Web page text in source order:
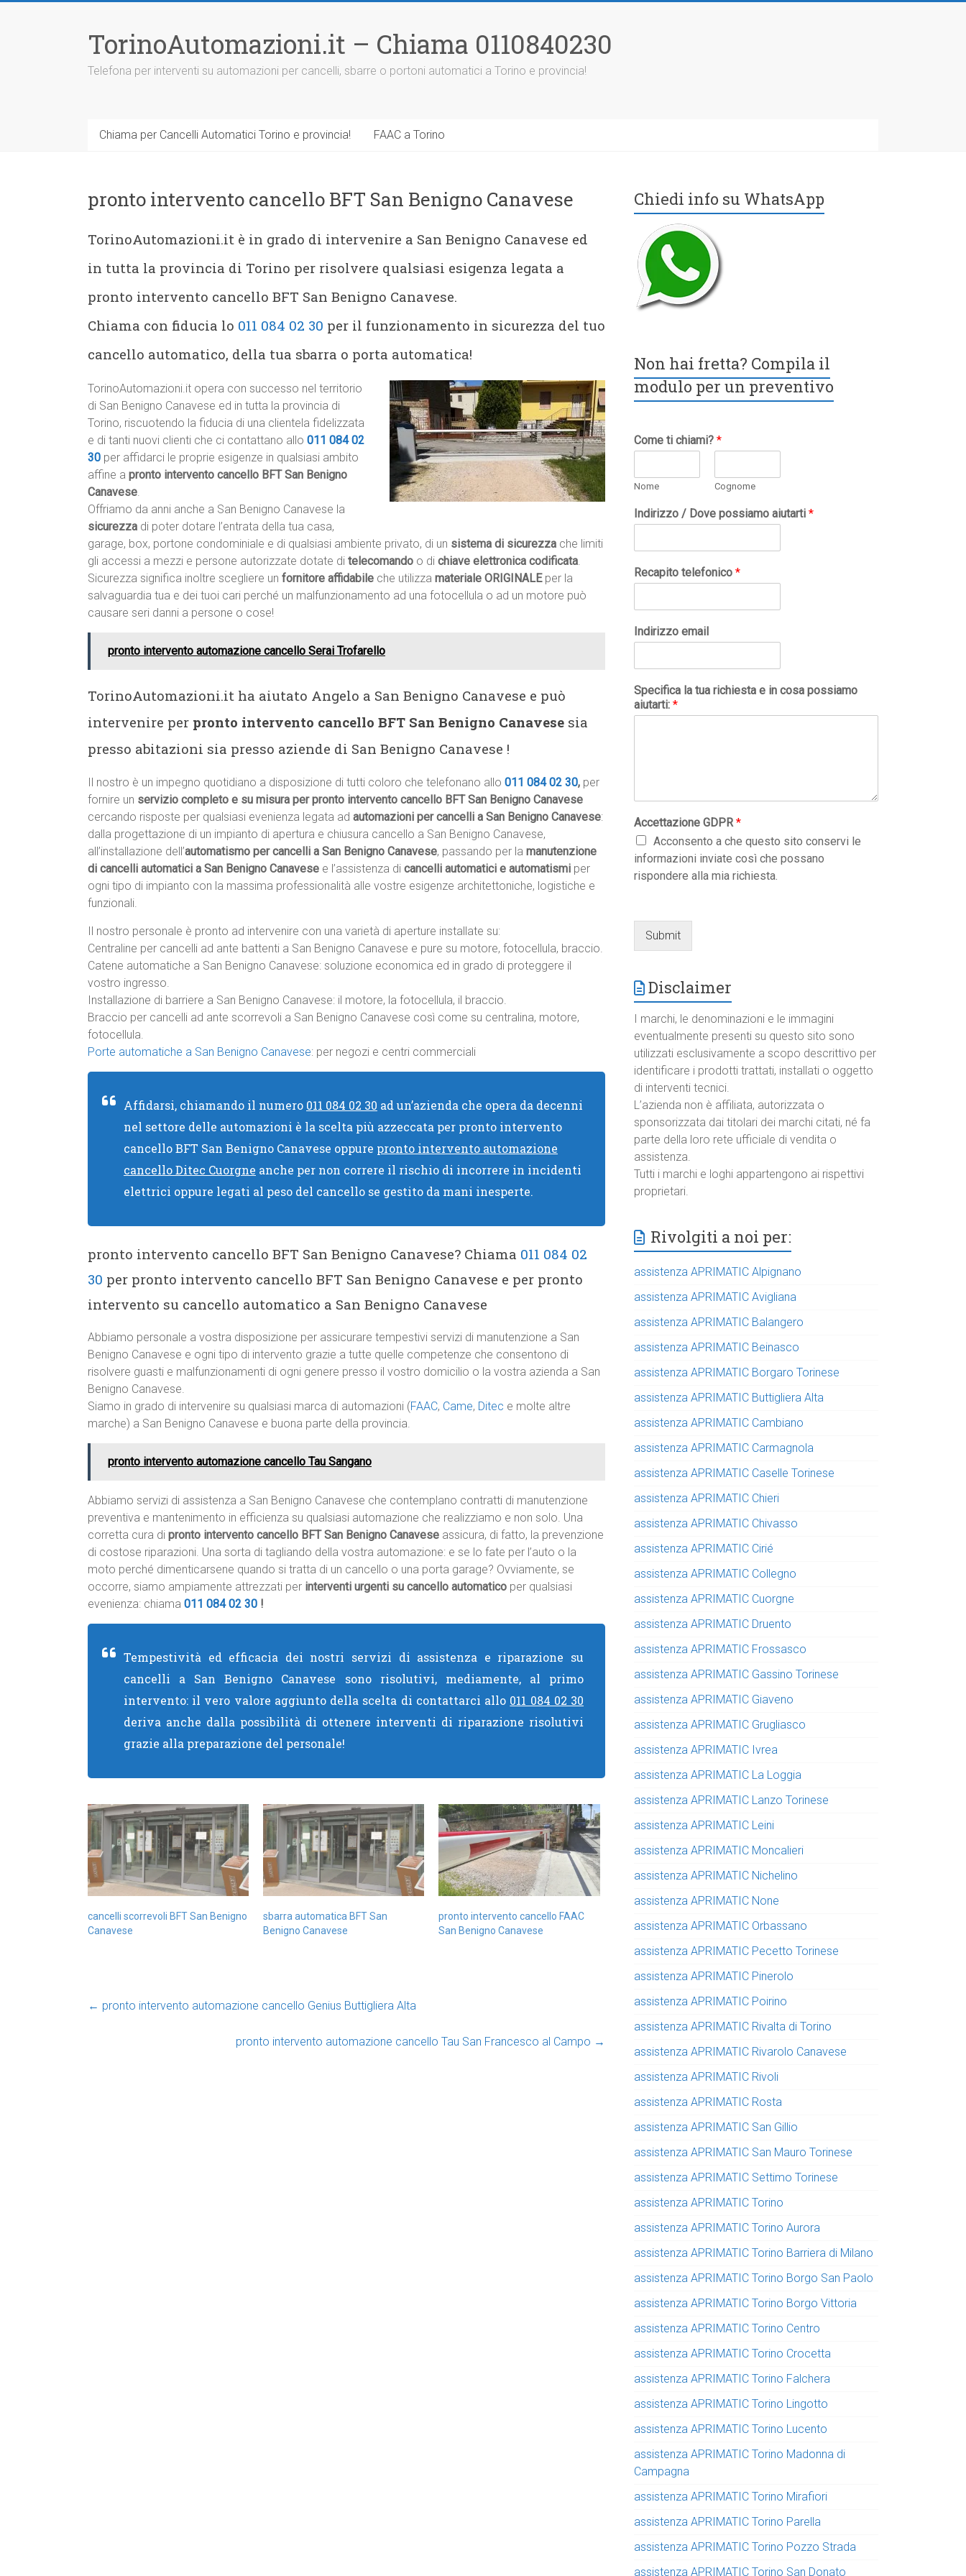
TorinoAutomazioni.it – Chiama 0110840230
Telefona per interventi su automazioni per cancelli, sbarre o portoni automatici a Torino e provincia!
Chiama per Cancelli Automatici Torino e provincia! FAAC a Torino
pronto intervento cancello BFT San Benigno Canavese
TorinoAutomazioni.it è in grado di intervenire a San Benigno Canavese ed
in tutta la provincia di Torino per risolvere qualsiasi esigenza legata a
pronto intervento cancello BFT San Benigno Canavese.
Chiama con fiducia lo 011 084 02 30 per il funzionamento in sicurezza del tuo
cancello automatico, della tua sbarra o porta automatica!
TorinoAutomazioni.it opera con successo nel territorio
di San Benigno Canavese ed in tutta la provincia di
Torino, riscuotendo la fiducia di una clientela fidelizzata
e di tanti nuovi clienti che ci contattano allo 011 084 02
30 per affidarci le proprie esigenze in qualsiasi ambito
affine a pronto intervento cancello BFT San Benigno
Canavese.
Offriamo da anni anche a San Benigno Canavese la
sicurezza di poter dotare l’entrata della tua casa,
garage, box, portone condominiale e di qualsiasi ambiente privato, di un sistema di sicurezza che limiti
gli accessi a mezzi e persone autorizzate dotate di telecomando o di chiave elettronica codificata.
Sicurezza significa inoltre scegliere un fornitore affidabile che utilizza materiale ORIGINALEper la
salvaguardia tua e dei tuoi cari perché un malfunzionamento ad una fotocellula o ad un motore può
causare seri danni a persone o cose!
pronto intervento automazione cancello Serai Trofarello
TorinoAutomazioni.it ha aiutato Angelo a San Benigno Canavese e può
intervenire per pronto intervento cancello BFT San Benigno Canavese sia
presso abitazioni sia presso aziende di San Benigno Canavese !
Il nostro è un impegno quotidiano a disposizione di tutti coloro che telefonano allo 011 084 02 30, per
fornire un servizio completo e su misura per pronto intervento cancello BFT San Benigno Canavese
cercando risposte per qualsiasi evenienza legata ad automazioni per cancelli a San Benigno Canavese:
dalla progettazione di un impianto di apertura e chiusura cancello a San Benigno Canavese,
all’installazione dell’automatismo per cancelli a San Benigno Canavese, passando per la manutenzione
di cancelli automatici a San Benigno Canavese e l’assistenza di cancelli automatici e automatismi per
ogni tipo di impianto con la massima professionalità alle vostre esigenze architettoniche, logistiche e
funzionali.
Il nostro personale è pronto ad intervenire con una varietà di aperture installate su:
Centraline per cancelli ad ante battenti a San Benigno Canavese e pure su motore, fotocellula, braccio.
Catene automatiche a San Benigno Canavese: soluzione economica ed in grado di proteggere il
vostro ingresso.
Installazione di barriere a San Benigno Canavese: il motore, la fotocellula, il braccio.
Braccio per cancelli ad ante scorrevoli a San Benigno Canavese così come su centralina, motore,
fotocellula.
Porte automatiche a San Benigno Canavese: per negozi e centri commerciali
Affidarsi, chiamando il numero 011 084 02 30 ad un’azienda che opera da decenni
nel settore delle automazioni è la scelta più azzeccata per pronto intervento
cancello BFT San Benigno Canavese oppure pronto intervento automazione
cancello Ditec Cuorgne anche per non correre il rischio di incorrere in incidenti
elettrici oppure legati al peso del cancello se gestito da mani inesperte.
pronto intervento cancello BFT San Benigno Canavese? Chiama 011 084 02
30 per pronto intervento cancello BFT San Benigno Canavese e per pronto
intervento su cancello automatico a San Benigno Canavese
Abbiamo personale a vostra disposizione per assicurare tempestivi servizi di manutenzione a San
Benigno Canavese e ogni tipo di intervento grazie a tutte quelle competenze che consentono di
risolvere guasti e malfunzionamenti di ogni genere presso il vostro domicilio o la vostra azienda a San
Benigno Canavese.
Siamo in grado di intervenire su qualsiasi marca di automazioni (FAAC, Came, Ditec e molte altre
marche) a San Benigno Canavese e buona parte della provincia.
pronto intervento automazione cancello Tau Sangano
Abbiamo servizi di assistenza a San Benigno Canavese che contemplano contratti di manutenzione
preventiva e mantenimento in efficienza su qualsiasi automazione che realizziamo e non solo. Una
corretta cura di pronto intervento cancello BFT San Benigno Canavese assicura, di fatto, la prevenzione
di costose riparazioni. Una sorta di tagliando della vostra automazione: e se lo fate per l’auto o la
moto perché dimenticarsene quando si tratta di un cancello o una porta garage? Ovviamente, se
occorre, siamo ampiamente attrezzati per interventi urgenti su cancello automatico per qualsiasi
evenienza: chiama 011 084 02 30 !
Tempestività ed efficacia dei nostri servizi di assistenza e riparazione su
cancelli a San Benigno Canavese sono risolutivi, mediamente, al primo
intervento: il vero valore aggiunto della scelta di contattarci allo 011 084 02 30
deriva anche dalla possibilità di ottenere interventi di riparazione risolutivi
grazie alla preparazione del personale!
cancelli scorrevoli BFT San Benigno
Canavese
sbarra automatica BFT San
Benigno Canavese
pronto intervento cancello FAAC
San Benigno Canavese
← pronto intervento automazione cancello Genius Buttigliera Alta
pronto intervento automazione cancello Tau San Francesco al Campo →
Chiedi info su WhatsApp
Non hai fretta? Compila il
modulo per un preventivo
Come ti chiami?*
Nome Cognome
Indirizzo / Dove possiamo aiutarti*
Recapito telefonico*
Indirizzo email
Specifica la tua richiesta e in cosa possiamo
aiutarti:*
Accettazione GDPR*
Acconsento a che questo sito conservi le
informazioni inviate così che possano
rispondere alla mia richiesta.
Submit
Disclaimer
I marchi, le denominazioni e le immagini
eventualmente presenti su questo sito sono
utilizzati esclusivamente a scopo descrittivo per
identificare i prodotti trattati, installati o oggetto
di interventi tecnici.
L’azienda non è affiliata, autorizzata o
sponsorizzata dai titolari dei marchi citati, né fa
parte della loro rete ufficiale di vendita o
assistenza.
Tutti i marchi e loghi appartengono ai rispettivi
proprietari.
Rivolgiti a noi per:
assistenza APRIMATIC Alpignano
assistenza APRIMATIC Avigliana
assistenza APRIMATIC Balangero
assistenza APRIMATIC Beinasco
assistenza APRIMATIC Borgaro Torinese
assistenza APRIMATIC Buttigliera Alta
assistenza APRIMATIC Cambiano
assistenza APRIMATIC Carmagnola
assistenza APRIMATIC Caselle Torinese
assistenza APRIMATIC Chieri
assistenza APRIMATIC Chivasso
assistenza APRIMATIC Cirié
assistenza APRIMATIC Collegno
assistenza APRIMATIC Cuorgne
assistenza APRIMATIC Druento
assistenza APRIMATIC Frossasco
assistenza APRIMATIC Gassino Torinese
assistenza APRIMATIC Giaveno
assistenza APRIMATIC Grugliasco
assistenza APRIMATIC Ivrea
assistenza APRIMATIC La Loggia
assistenza APRIMATIC Lanzo Torinese
assistenza APRIMATIC Leini
assistenza APRIMATIC Moncalieri
assistenza APRIMATIC Nichelino
assistenza APRIMATIC None
assistenza APRIMATIC Orbassano
assistenza APRIMATIC Pecetto Torinese
assistenza APRIMATIC Pinerolo
assistenza APRIMATIC Poirino
assistenza APRIMATIC Rivalta di Torino
assistenza APRIMATIC Rivarolo Canavese
assistenza APRIMATIC Rivoli
assistenza APRIMATIC Rosta
assistenza APRIMATIC San Gillio
assistenza APRIMATIC San Mauro Torinese
assistenza APRIMATIC Settimo Torinese
assistenza APRIMATIC Torino
assistenza APRIMATIC Torino Aurora
assistenza APRIMATIC Torino Barriera di Milano
assistenza APRIMATIC Torino Borgo San Paolo
assistenza APRIMATIC Torino Borgo Vittoria
assistenza APRIMATIC Torino Centro
assistenza APRIMATIC Torino Crocetta
assistenza APRIMATIC Torino Falchera
assistenza APRIMATIC Torino Lingotto
assistenza APRIMATIC Torino Lucento
assistenza APRIMATIC Torino Madonna di
Campagna
assistenza APRIMATIC Torino Mirafiori
assistenza APRIMATIC Torino Parella
assistenza APRIMATIC Torino Pozzo Strada
assistenza APRIMATIC Torino San Donato